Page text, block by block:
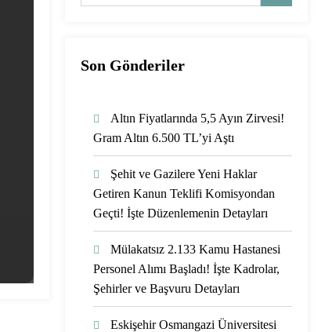
Son Gönderiler
Altın Fiyatlarında 5,5 Ayın Zirvesi!
Gram Altın 6.500 TL’yi Aştı
Şehit ve Gazilere Yeni Haklar
Getiren Kanun Teklifi Komisyondan
Geçti! İşte Düzenlemenin Detayları
Mülakatsız 2.133 Kamu Hastanesi
Personel Alımı Başladı! İşte Kadrolar,
Şehirler ve Başvuru Detayları
Eskişehir Osmangazi Üniversitesi